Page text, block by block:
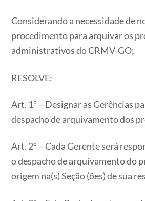
Considerando a necessidade de
procedimento para arquivar os
administrativos do CRMV-GO;
RESOLVE:
Art. 1º – Designar as Gerências
despacho de arquivamento dos
Art. 2º – Cada Gerente será
o despacho de arquivamento do
origem na(s) Seção (ões) de sua